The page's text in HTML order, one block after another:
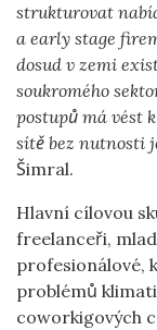
strukturovat
a early stage
dosud v zemi
soukromého
postupů má vést
sítě bez nutnosti
Šimral.
Hlavní cílovou
freelanceři,
profesionálové,
problémů
coworkigových